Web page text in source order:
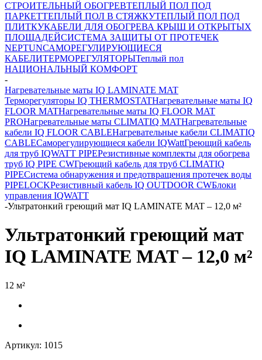
СТРОИТЕЛЬНЫЙ ОБОГРЕВТЕПЛЫЙ ПОЛ ПОД
ПАРКЕТТЕПЛЫЙ ПОЛ В СТЯЖКУТЕПЛЫЙ ПОЛ ПОД
ПЛИТКУКАБЕЛИ ДЛЯ ОБОГРЕВА КРЫШ И ОТКРЫТЫХ
ПЛОЩАДЕЙСИСТЕМА ЗАЩИТЫ ОТ ПРОТЕЧЕК
NEPTUNСАМОРЕГУЛИРУЮЩИЕСЯ
КАБЕЛИТЕРМОРЕГУЛЯТОРЫТеплый пол
НАЦИОНАЛЬНЫЙ КОМФОРТ
-
Нагревательные маты IQ LAMINATE MAT
Терморегуляторы IQ THERMOSTATНагревательные маты IQ
FLOOR MATНагревательные маты IQ FLOOR MAT
PROНагревательные маты CLIMATIQ MATНагревательные
кабели IQ FLOOR CABLEНагревательные кабели CLIMATIQ
CABLEСаморегулирующиеся кабели IQWattГреющий кабель
для труб IQWATT PIPEРезистивные комплекты для обогрева
труб IQ PIPE CWГреющий кабель для труб CLIMATIQ
PIPEСистема обнаружения и предотвращения протечек воды
PIPELOCKРезистивный кабель IQ OUTDOOR CWБлоки
управления IQWATT
-Ультратонкий греющий мат IQ LAMINATE MAT – 12,0 м²
Ультратонкий греющий мат
IQ LAMINATE MAT – 12,0 м²
12 м²
Артикул: 1015